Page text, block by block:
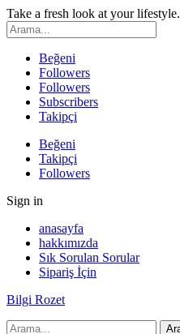
Take a fresh look at your lifestyle.
Beğeni
Followers
Followers
Subscribers
Takipçi
Beğeni
Takipçi
Followers
Sign in
anasayfa
hakkımızda
Sık Sorulan Sorular
Sipariş İçin
Bilgi Rozet